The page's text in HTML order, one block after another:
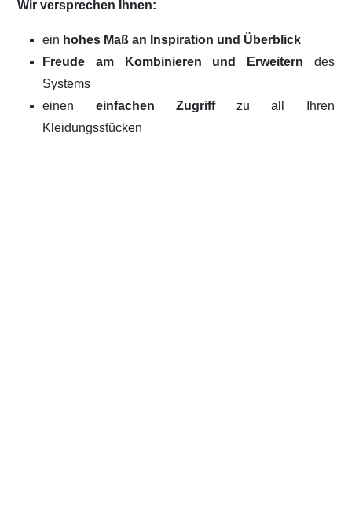
Wir versprechen Ihnen:
ein hohes Maß an Inspiration und Überblick
Freude am Kombinieren und Erweitern des
Systems
einen einfachen Zugriffzu all Ihren
Kleidungsstücken